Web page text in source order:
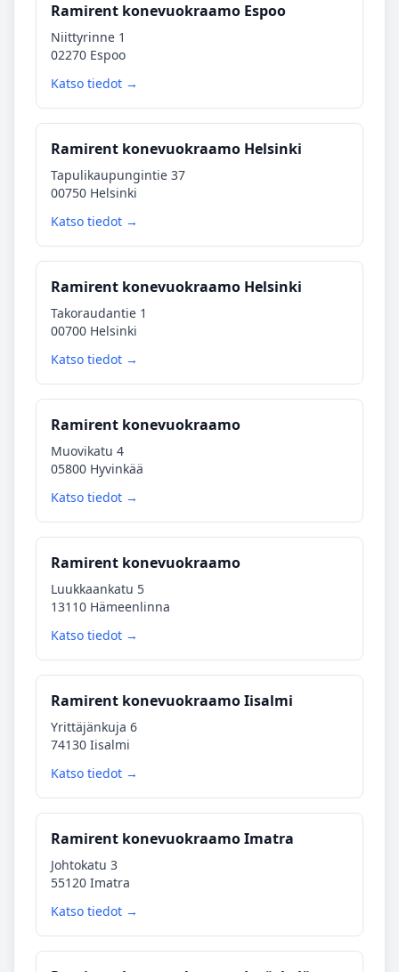
Ramirent konevuokraamo Espoo
Niittyrinne 1
02270 Espoo
Katso tiedot →
Ramirent konevuokraamo Helsinki
Tapulikaupungintie 37
00750 Helsinki
Katso tiedot →
Ramirent konevuokraamo Helsinki
Takoraudantie 1
00700 Helsinki
Katso tiedot →
Ramirent konevuokraamo
Muovikatu 4
05800 Hyvinkää
Katso tiedot →
Ramirent konevuokraamo
Luukkaankatu 5
13110 Hämeenlinna
Katso tiedot →
Ramirent konevuokraamo Iisalmi
Yrittäjänkuja 6
74130 Iisalmi
Katso tiedot →
Ramirent konevuokraamo Imatra
Johtokatu 3
55120 Imatra
Katso tiedot →